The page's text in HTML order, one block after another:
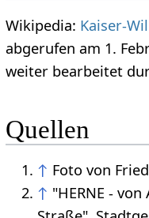
Wikipedia: Kaiser-
abgerufen am 1.
weiter bearbeitet
Quellen
↑ Foto von
↑ "HERNE -